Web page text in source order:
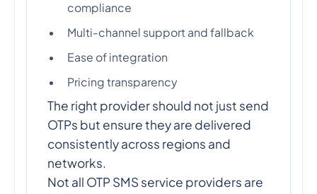
compliance
Multi-channel support and fallback
Ease of integration
Pricing transparency
The right provider should not just send
OTPs but ensure they are delivered
consistently across regions and
networks.
Not all OTP SMS service providers are